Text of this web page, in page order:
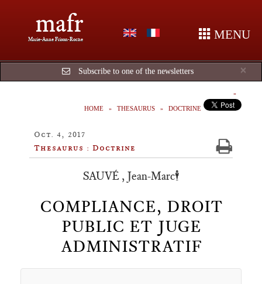
mafr
Marie-Anne Frison-Roche MENU
×
Subscribe to one of the newsletters
HOME THESAURUS DOCTRINE
Oct. 4, 2017
Thesaurus : Doctrine
SAUVÉ , Jean-Marc🕴️
COMPLIANCE, DROIT
PUBLIC ET JUGE
ADMINISTRATIF